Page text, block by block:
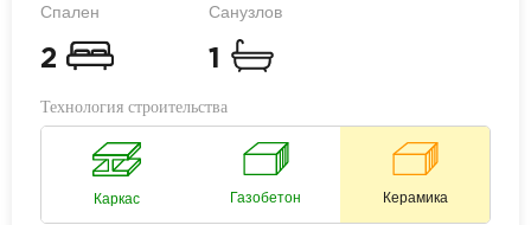
Спален
2
Санузлов
1
Технология строительства
Каркас Газобетон Керамика